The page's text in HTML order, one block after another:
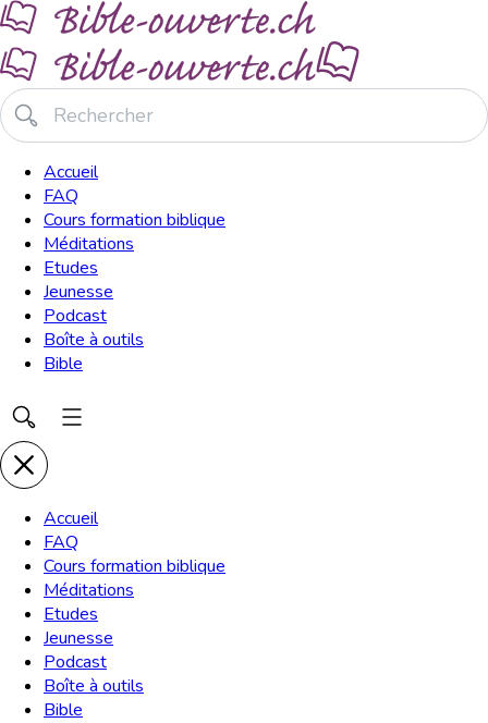
Accueil
FAQ
Cours formation biblique
Méditations
Etudes
Jeunesse
Podcast
Boîte à outils
Bible
Accueil
FAQ
Cours formation biblique
Méditations
Etudes
Jeunesse
Podcast
Boîte à outils
Bible